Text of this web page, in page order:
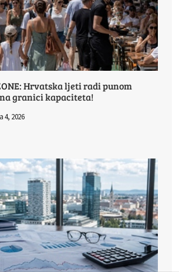
Hrvatska ljeti radi punom
granici kapaciteta!
4, 2026